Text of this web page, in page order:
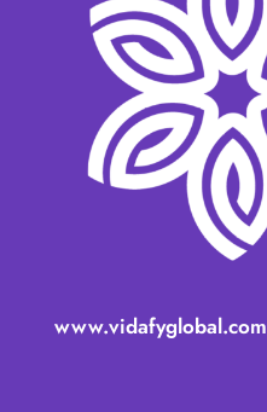
www.vidafyglobal.com